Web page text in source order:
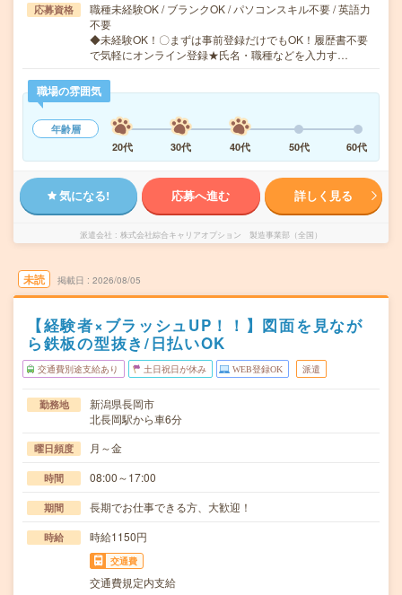
応募資格
職種未経験OK / ブランクOK / パソコンスキル不要 / 英語力
不要
◆未経験OK！〇まずは事前登録だけでもOK！履歴書不要
で気軽にオンライン登録★氏名・職種などを入力す…
職場の雰囲気
年齢層
20代
30代 40代 50代 60代
気になる! 応募へ進む 詳しく見る
派遣会社 株式会社綜合キャリアオプション 製造事業部（全国）
未読 掲載日 2026/08/05
【経験者×ブラッシュUP！！】図面を見なが
ら鉄板の型抜き/日払いOK
交通費別途支給あり 土日祝日が休み WEB登録OK 派遣
勤務地
新潟県長岡市
北長岡駅から車6分
曜日頻度 月～金
時間 08:00～17:00
期間 長期でお仕事できる方、大歓迎！
時給 時給1150円
交通費
交通費規定内支給